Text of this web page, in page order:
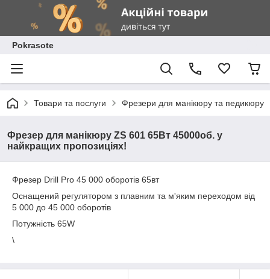
Pokrasote
Товари та послуги Фрезери для манікюру та педикюру
Фрезер для манікюру ZS 601 65Вт 45000об. у
найкращих пропозиціях!
Фрезер Drill Pro 45 000 оборотів 65вт
Оснащений регулятором з плавним та м'яким переходом від
5 000 до 45 000 оборотів
Потужність 65W
\